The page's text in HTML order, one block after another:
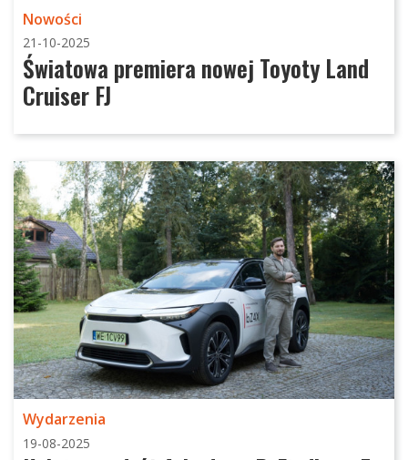
Nowości
21-10-2025
Światowa premiera nowej Toyoty Land
Cruiser FJ
Wydarzenia
19-08-2025